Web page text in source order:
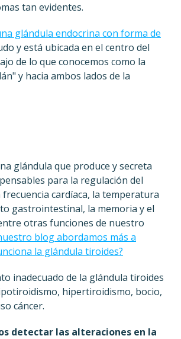
tan evidentes.
glándula endocrina con forma de
y está ubicada en el centro del
de lo que conocemos como la
y hacia ambos lados de la
glándula que produce y secreta
para la regulación del
cardíaca, la temperatura
gastrointestinal, la memoria y el
otras funciones de nuestro
blog abordamos más a
la glándula tiroides?
inadecuado de la glándula tiroides
hipertiroidismo, bocio,
cáncer.
detectar las alteraciones en la